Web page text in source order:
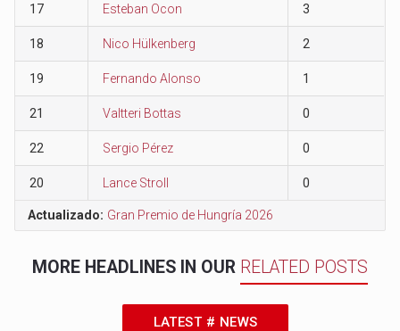
17 Esteban Ocon 3
18 Nico Hülkenberg 2
19 Fernando Alonso 1
21 Valtteri Bottas 0
22 Sergio Pérez 0
20 Lance Stroll 0
Actualizado: Gran Premio de Hungría 2026
MORE HEADLINES IN OUR RELATED POSTS
LATEST # NEWS